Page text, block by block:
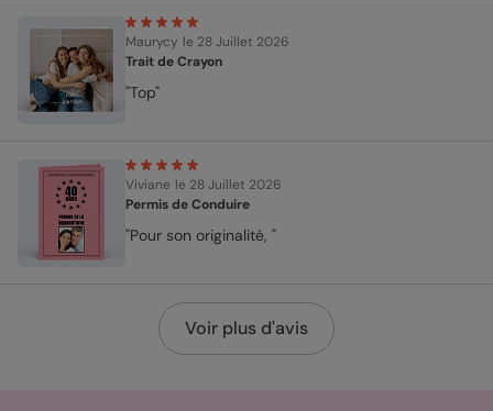
Maurycy le 28 Juillet 2026
Trait de Crayon
"Top"
Viviane le 28 Juillet 2026
Permis de Conduire
"Pour son originalité, "
Voir plus d'avis